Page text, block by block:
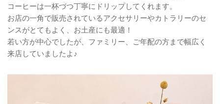
コーヒーは一杯づつ丁寧にドリップしてくれます。
お店の一角で販売されているアクセサリーやカトラリーのセ
ンスがとてもよく、お土産にも最適！
若い方が中心でしたが、ファミリー、ご年配の方まで幅広く
来店していましたよ♪